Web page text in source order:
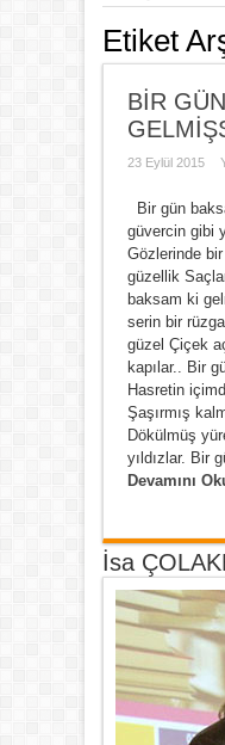
Etiket
BİR
23 Eylül 2015
Bir gün
güvercin gibi
Gözlerinde
güzellik
baksam ki
serin bir
güzel Çiçek
kapılar.. Bir
Hasretin
Şaşırmış
Dökülmüş
yıldızlar. Bir
Devamını
İsa